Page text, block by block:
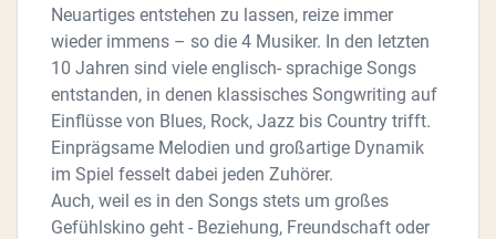
Neuartiges entstehen zu lassen, reize immer
wieder immens – so die 4 Musiker. In den letzten
10 Jahren sind viele englisch- sprachige Songs
entstanden, in denen klassisches Songwriting auf
Einflüsse von Blues, Rock, Jazz bis Country trifft.
Einprägsame Melodien und großartige Dynamik
im Spiel fesselt dabei jeden Zuhörer.
Auch, weil es in den Songs stets um großes
Gefühlskino geht - Beziehung, Freundschaft oder